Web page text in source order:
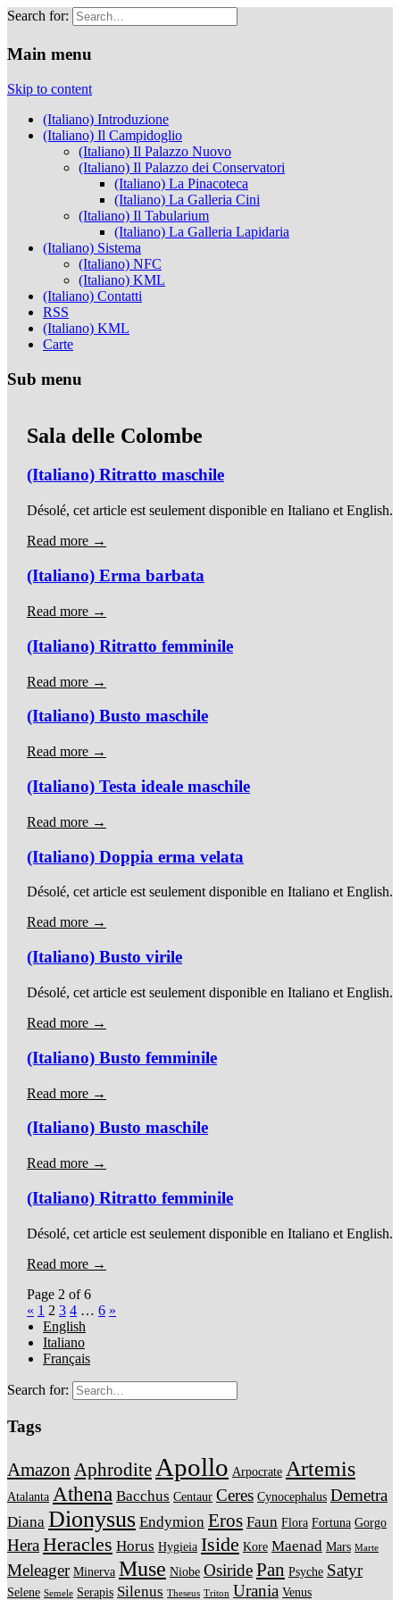
Search for:
Musei Capitolini
Main menu
Skip to content
(Italiano) Introduzione
(Italiano) Il Campidoglio
(Italiano) Il Palazzo Nuovo
(Italiano) Il Palazzo dei Conservatori
(Italiano) La Pinacoteca
(Italiano) La Galleria Cini
(Italiano) Il Tabularium
(Italiano) La Galleria Lapidaria
(Italiano) Sistema
(Italiano) NFC
(Italiano) KML
(Italiano) Contatti
RSS
(Italiano) KML
Carte
Sub menu
Sala delle Colombe
(Italiano) Ritratto maschile
Désolé, cet article est seulement disponible en Italiano et English.
Read more →
(Italiano) Erma barbata
Read more →
(Italiano) Ritratto femminile
Read more →
(Italiano) Busto maschile
Read more →
(Italiano) Testa ideale maschile
Read more →
(Italiano) Doppia erma velata
Désolé, cet article est seulement disponible en Italiano et English.
Read more →
(Italiano) Busto virile
Désolé, cet article est seulement disponible en Italiano et English.
Read more →
(Italiano) Busto femminile
Read more →
(Italiano) Busto maschile
Read more →
(Italiano) Ritratto femminile
Désolé, cet article est seulement disponible en Italiano et English.
Read more →
Page 2 of 6
« 1 2 3 4 … 6 »
English
Italiano
Français
Search for:
Tags
Amazon Aphrodite Apollo Arpocrate Artemis
Atalanta Athena Bacchus Centaur Ceres Cynocephalus Demetra
Diana Dionysus Endymion Eros Faun Flora Fortuna Gorgo
HeraHeracles Horus Hygieia Iside Kore Maenad Mars Marte
Meleager Minerva Muse Niobe OsiridePan Psyche Satyr
Selene Semele Serapis Silenus Theseus Triton Urania Venus